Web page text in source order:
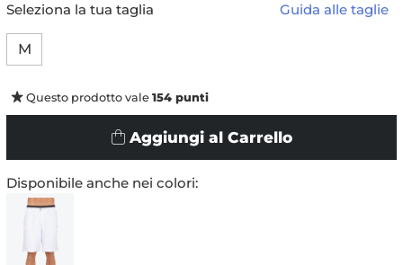
Seleziona la tua taglia Guida alle taglie
M
Questo prodotto vale 154 punti
Aggiungi al Carrello
Disponibile anche nei colori: